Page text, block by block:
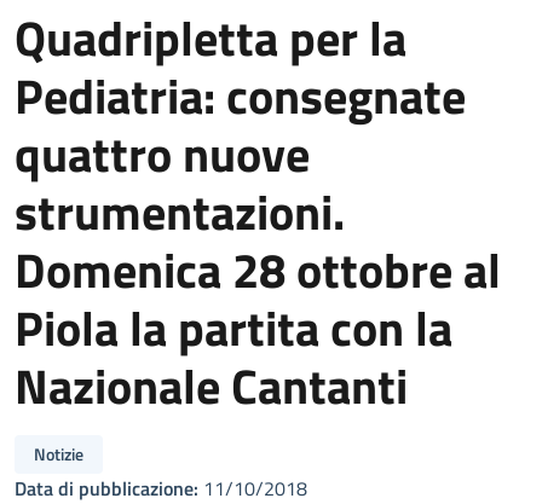
Quadripletta per la
Pediatria: consegnate
quattro nuove
strumentazioni.
Domenica 28 ottobre al
Piola la partita con la
Nazionale Cantanti
Notizie
Data di pubblicazione: 11/10/2018